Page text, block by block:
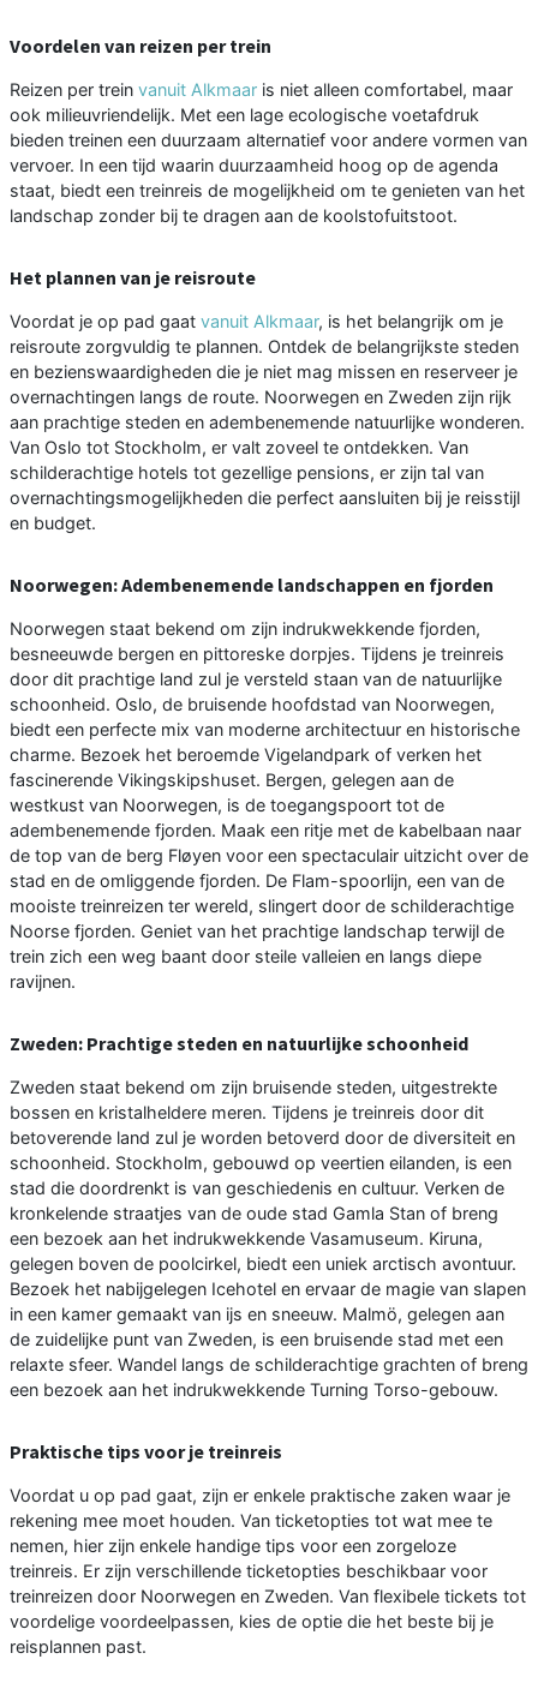
Voordelen van reizen per trein
Reizen per trein vanuit Alkmaar is niet alleen comfortabel, maar
ook milieuvriendelijk. Met een lage ecologische voetafdruk
bieden treinen een duurzaam alternatief voor andere vormen van
vervoer. In een tijd waarin duurzaamheid hoog op de agenda
staat, biedt een treinreis de mogelijkheid om te genieten van het
landschap zonder bij te dragen aan de koolstofuitstoot.
Het plannen van je reisroute
Voordat je op pad gaat vanuit Alkmaar, is het belangrijk om je
reisroute zorgvuldig te plannen. Ontdek de belangrijkste steden
en bezienswaardigheden die je niet mag missen en reserveer je
overnachtingen langs de route. Noorwegen en Zweden zijn rijk
aan prachtige steden en adembenemende natuurlijke wonderen.
Van Oslo tot Stockholm, er valt zoveel te ontdekken. Van
schilderachtige hotels tot gezellige pensions, er zijn tal van
overnachtingsmogelijkheden die perfect aansluiten bij je reisstijl
en budget.
Noorwegen: Adembenemende landschappen en fjorden
Noorwegen staat bekend om zijn indrukwekkende fjorden,
besneeuwde bergen en pittoreske dorpjes. Tijdens je treinreis
door dit prachtige land zul je versteld staan van de natuurlijke
schoonheid. Oslo, de bruisende hoofdstad van Noorwegen,
biedt een perfecte mix van moderne architectuur en historische
charme. Bezoek het beroemde Vigelandpark of verken het
fascinerende Vikingskipshuset. Bergen, gelegen aan de
westkust van Noorwegen, is de toegangspoort tot de
adembenemende fjorden. Maak een ritje met de kabelbaan naar
de top van de berg Fløyen voor een spectaculair uitzicht over de
stad en de omliggende fjorden. De Flam-spoorlijn, een van de
mooiste treinreizen ter wereld, slingert door de schilderachtige
Noorse fjorden. Geniet van het prachtige landschap terwijl de
trein zich een weg baant door steile valleien en langs diepe
ravijnen.
Zweden: Prachtige steden en natuurlijke schoonheid
Zweden staat bekend om zijn bruisende steden, uitgestrekte
bossen en kristalheldere meren. Tijdens je treinreis door dit
betoverende land zul je worden betoverd door de diversiteit en
schoonheid. Stockholm, gebouwd op veertien eilanden, is een
stad die doordrenkt is van geschiedenis en cultuur. Verken de
kronkelende straatjes van de oude stad Gamla Stan of breng
een bezoek aan het indrukwekkende Vasamuseum. Kiruna,
gelegen boven de poolcirkel, biedt een uniek arctisch avontuur.
Bezoek het nabijgelegen Icehotel en ervaar de magie van slapen
in een kamer gemaakt van ijs en sneeuw. Malmö, gelegen aan
de zuidelijke punt van Zweden, is een bruisende stad met een
relaxte sfeer. Wandel langs de schilderachtige grachten of breng
een bezoek aan het indrukwekkende Turning Torso-gebouw.
Praktische tips voor je treinreis
Voordat u op pad gaat, zijn er enkele praktische zaken waar je
rekening mee moet houden. Van ticketopties tot wat mee te
nemen, hier zijn enkele handige tips voor een zorgeloze
treinreis. Er zijn verschillende ticketopties beschikbaar voor
treinreizen door Noorwegen en Zweden. Van flexibele tickets tot
voordelige voordeelpassen, kies de optie die het beste bij je
reisplannen past.